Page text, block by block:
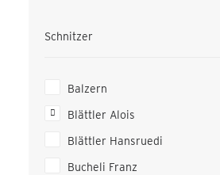
Schnitzer
Balzern
Blättler Alois
Blättler Hansruedi
Bucheli Franz